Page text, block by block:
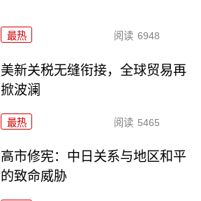
最热 阅读 6948
美新关税无缝衔接，全球贸易再
掀波澜
最热 阅读 5465
高市修宪：中日关系与地区和平
的致命威胁